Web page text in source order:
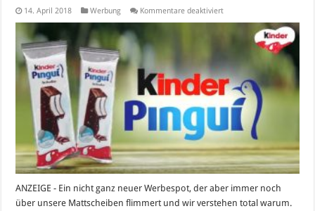
14. April 2018 Werbung Kommentare deaktiviertfür
der
Werbung
März
2018
ANZEIGE - Ein nicht ganz neuer Werbespot, der aber immer noch
über unsere Mattscheiben flimmert und wir verstehen total warum.